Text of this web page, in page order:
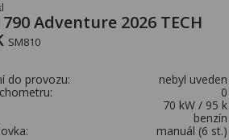
Adventure 2026 TECH
SM810
do provozu:
nebyl uveden
0
70 kW / 95 k
benzín
manuál (6 st.)